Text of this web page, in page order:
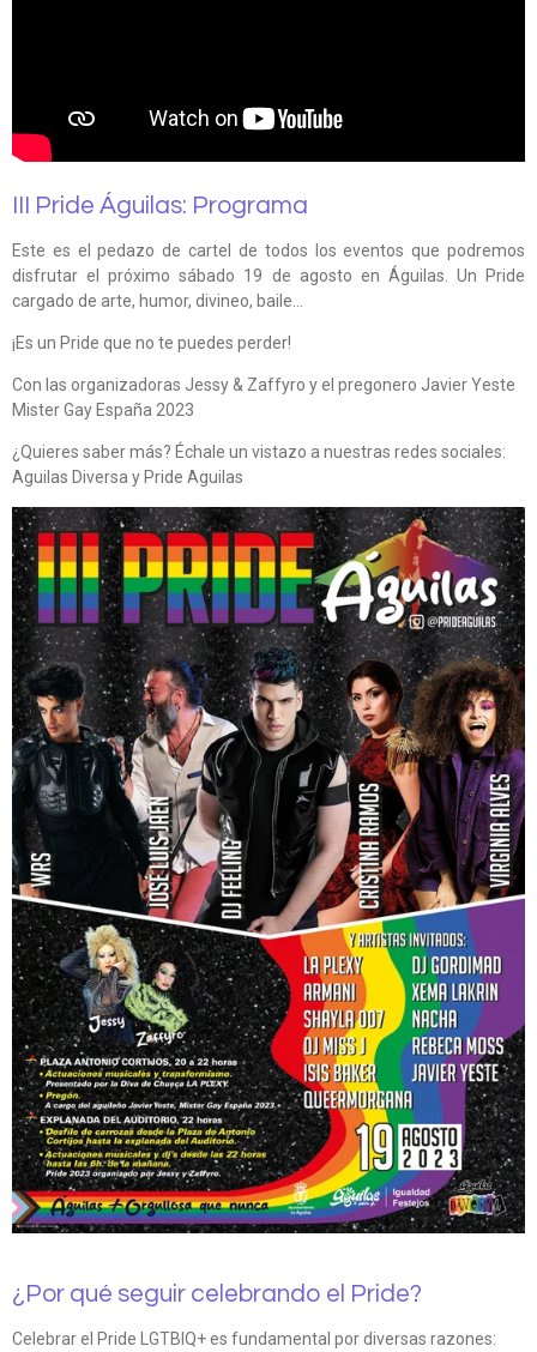
III Pride Águilas: Programa
Este es el pedazo de cartel de todos los eventos que podremos
disfrutar el próximo sábado 19 de agosto en Águilas. Un Pride
cargado de arte, humor, divineo, baile...
¡Es un Pride que no te puedes perder!
Con las organizadoras Jessy & Zaffyro y el pregonero Javier Yeste
Mister Gay España 2023
¿Quieres saber más? Échale un vistazo a nuestras redes sociales:
Aguilas Diversa y Pride Aguilas
¿Por qué seguir celebrando el Pride?
Celebrar el Pride LGTBIQ+ es fundamental por diversas razones: